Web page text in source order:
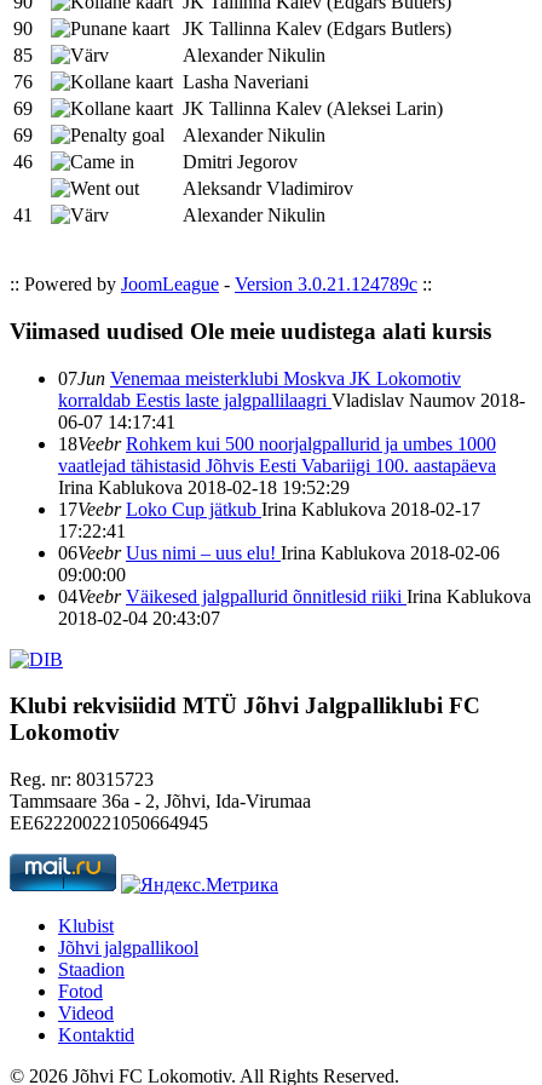
90
JK Tallinna Kalev (Edgars Butlers)
85
Alexander Nikulin
76
Lasha Naveriani
69
JK Tallinna Kalev (Aleksei Larin)
69
Alexander Nikulin
46
Dmitri Jegorov
Aleksandr Vladimirov
41
Alexander Nikulin
:: Powered by JoomLeague - Version 3.0.21.124789c ::
Viimased uudised Ole meie uudistega alati kursis
07Jun Venemaa meisterklubi Moskva JK Lokomotiv
korraldab Eestis laste jalgpallilaagri Vladislav Naumov 2018-
06-07 14:17:41
18Veebr Rohkem kui 500 noorjalgpallurid ja umbes 1000
vaatlejad tähistasid Jõhvis Eesti Vabariigi 100. aastapäeva
Irina Kablukova 2018-02-18 19:52:29
17Veebr Loko Cup jätkub Irina Kablukova 2018-02-17
17:22:41
06Veebr Uus nimi – uus elu! Irina Kablukova 2018-02-06
09:00:00
04Veebr Väikesed jalgpallurid õnnitlesid riiki Irina Kablukova
2018-02-04 20:43:07
Klubi rekvisiidid MTÜ Jõhvi Jalgpalliklubi FC
Lokomotiv
Reg. nr: 80315723
Tammsaare 36a - 2, Jõhvi, Ida-Virumaa
EE622200221050664945
Klubist
Jõhvi jalgpallikool
Staadion
Fotod
Videod
Kontaktid
© 2026 Jõhvi FC Lokomotiv. All Rights Reserved.